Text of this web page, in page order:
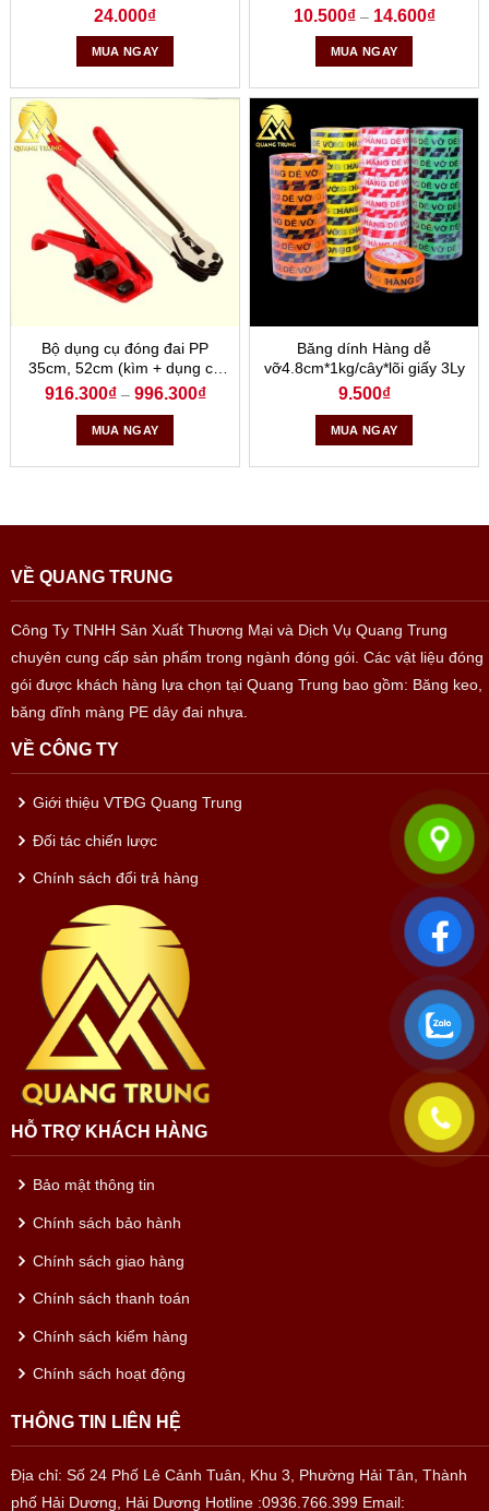
24.000₫
MUA NGAY
10.500₫– 14.600₫
MUA NGAY
Bộ dụng cụ đóng đai PP
35cm, 52cm (kìm + dụng cụ
siết đai)
916.300₫– 996.300₫
MUA NGAY
Băng dính Hàng dễ
vỡ4.8cm*1kg/cây*lõi giấy 3Ly
9.500₫
MUA NGAY
VỀ QUANG TRUNG
Công Ty TNHH Sản Xuất Thương Mại và Dịch Vụ Quang Trung
chuyên cung cấp sản phẩm trong ngành đóng gói. Các vật liệu đóng
gói được khách hàng lựa chọn tại Quang Trung bao gồm: Băng keo,
băng dĩnh màng PE dây đai nhựa.
VỀ CÔNG TY
Giới thiệu VTĐG Quang Trung
Đối tác chiến lược
Chính sách đổi trả hàng
HỖ TRỢ KHÁCH HÀNG
Bảo mật thông tin
Chính sách bảo hành
Chính sách giao hàng
Chính sách thanh toán
Chính sách kiểm hàng
Chính sách hoạt động
THÔNG TIN LIÊN HỆ
Địa chỉ: Số 24 Phố Lê Cảnh Tuân, Khu 3, Phường Hải Tân, Thành
phố Hải Dương, Hải Dương Hotline :0936.766.399 Email: